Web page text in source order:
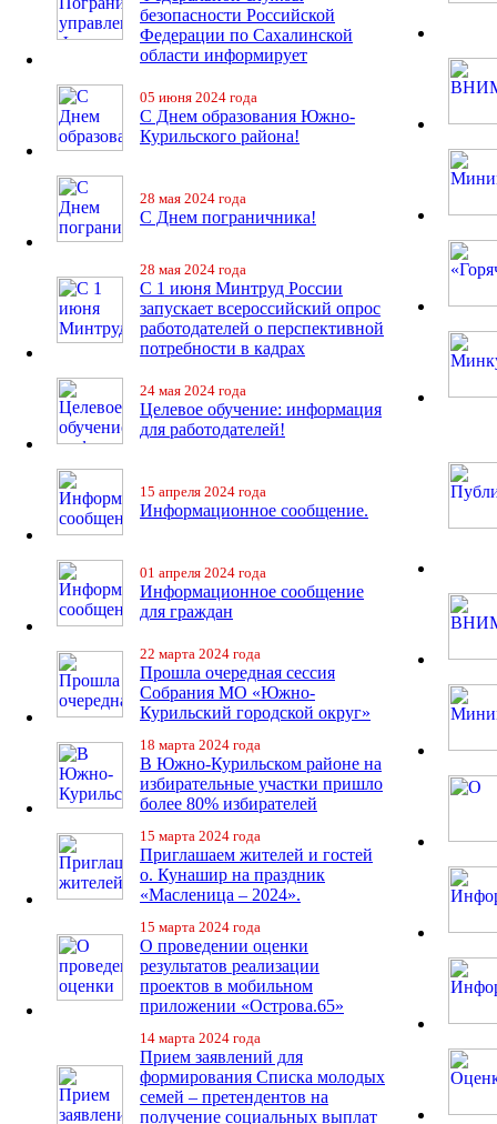
безопасности Российской
Федерации по Сахалинской
области информирует
05 июня 2024 года
С Днем образования Южно-
Курильского района!
28 мая 2024 года
С Днем пограничника!
28 мая 2024 года
С 1 июня Минтруд России
запускает всероссийский опрос
работодателей о перспективной
потребности в кадрах
24 мая 2024 года
Целевое обучение: информация
для работодателей!
15 апреля 2024 года
Информационное сообщение.
01 апреля 2024 года
Информационное сообщение
для граждан
22 марта 2024 года
Прошла очередная сессия
Собрания МО «Южно-
Курильский городской округ»
18 марта 2024 года
В Южно-Курильском районе на
избирательные участки пришло
более 80% избирателей
15 марта 2024 года
Приглашаем жителей и гостей
о. Кунашир на праздник
«Масленица – 2024».
15 марта 2024 года
О проведении оценки
результатов реализации
проектов в мобильном
приложении «Острова.65»
14 марта 2024 года
Прием заявлений для
формирования Списка молодых
семей – претендентов на
получение социальных выплат